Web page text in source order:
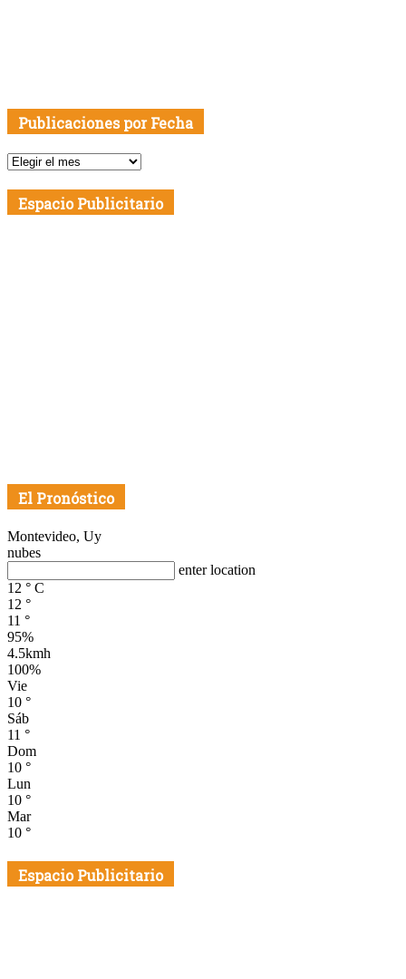
Publicaciones por Fecha
Publicaciones
Fecha
Espacio Publicitario
El Pronóstico
Montevideo, Uy
nubes
enter location
12 ° C
12 °
11 °
95%
4.5kmh
100%
Vie
10 °
Sáb
11 °
Dom
10 °
Lun
10 °
Mar
10 °
Espacio Publicitario